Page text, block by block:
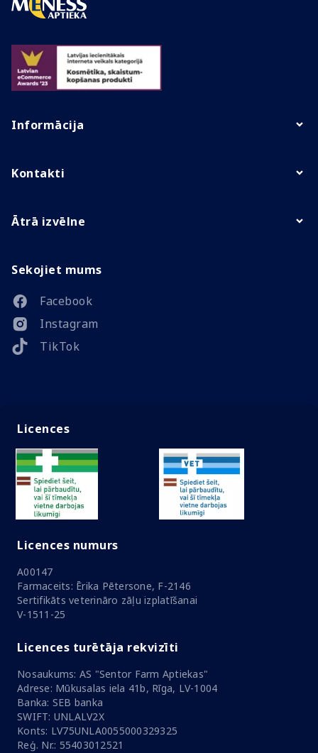
Informācija
Kontakti
Ātrā izvēlne
Sekojiet mums
Facebook
Instagram
TikTok
Licences
Licences numurs
A00147
Farmaceits: Ērika Pētersone, F-2146
Sertifikāts veterināro zāļu izplatīšanai
V-1511-25
Licences turētāja rekvizīti
Nosaukums: AS "Sentor Farm Aptiekas"
Adrese: Mūkusalas iela 41b, Rīga, LV-1004
Banka: SEB banka
SWIFT: UNLALV2X
Konts: LV75UNLA0055000329325
Reģ. Nr.: 55403012521